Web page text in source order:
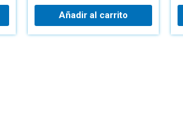
Añadir al carrito